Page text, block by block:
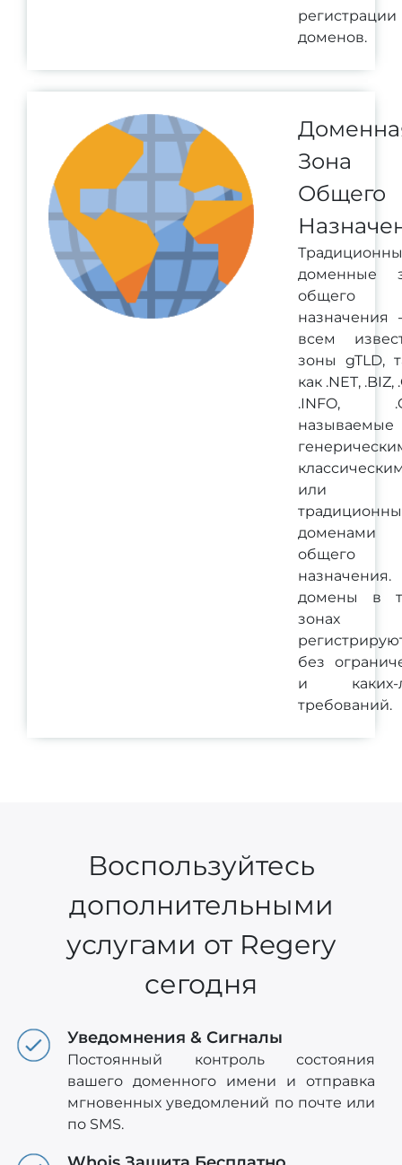
регистрации
доменов.
Зона
Общего
доменные
общего
назначения
всем
зоны gTLD,
как .NET, .BIZ,
.INFO,
называемые
или
доменами
общего
домены в
зонах
без
и каких-
требований.
Воспользуйтесь
дополнительными
услугами от Regery
сегодня
Уведомнения & Сигналы
Постоянный контроль состояния
вашего доменного имени и отправка
мгновенных уведомлений по почте или
по SMS.